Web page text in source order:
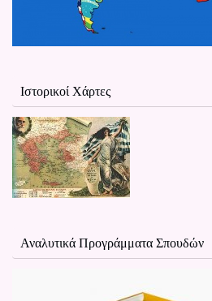
Ιστορικοί Χάρτες
Αναλυτικά Προγράμματα Σπουδών